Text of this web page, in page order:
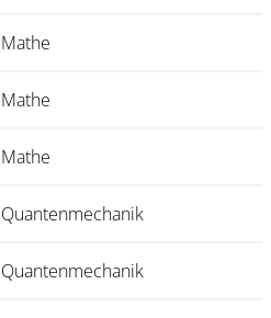
Mathe
Mathe
Mathe
Quantenmechanik
Quantenmechanik